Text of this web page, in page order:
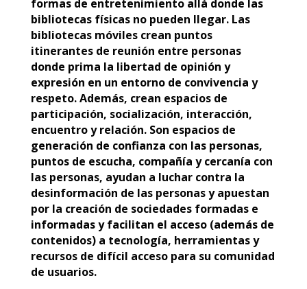
formas de entretenimiento allá donde las
bibliotecas físicas no pueden llegar. Las
bibliotecas móviles crean puntos
itinerantes de reunión entre personas
donde prima la libertad de opinión y
expresión en un entorno de convivencia y
respeto. Además, crean espacios de
participación, socialización, interacción,
encuentro y relación. Son espacios de
generación de confianza con las personas,
puntos de escucha, compañía y cercanía con
las personas, ayudan a luchar contra la
desinformación de las personas y apuestan
por la creación de sociedades formadas e
informadas y facilitan el acceso (además de
contenidos) a tecnología, herramientas y
recursos de difícil acceso para su comunidad
de usuarios.